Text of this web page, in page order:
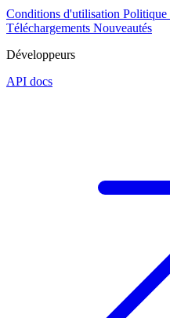
Conditions d'utilisation Politique
Téléchargements Nouveautés
Développeurs
API docs